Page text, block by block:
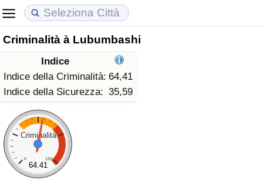
Criminalità à Lubumbashi
Indice
Indice della Criminalità: 64,41
Indice della Sicurezza: 35,59
Criminalità
0 120
64.41
Costo della vita
Indice Del Costo Della Vita (corrente)
Indice Del Costo Della Vita
Indice del Costo della Vita per Nazione
ad Aqaba
Prezzi degli immobili
Indice del Prezzo delle Case (Corrente)
Indice del Prezzo delle Case
Indice del Prezzo delle Case per Nazione
Qualità della Vita
Indice della Qualità della Vita
Indice della Qualità della Vita (Corrente)
Indice della qualità della vita per Paese
Criminalità